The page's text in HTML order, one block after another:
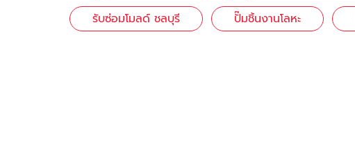
รับซ่อมโมลด์ ชลบุรี
ปั๊มชิ้นงานโลหะ